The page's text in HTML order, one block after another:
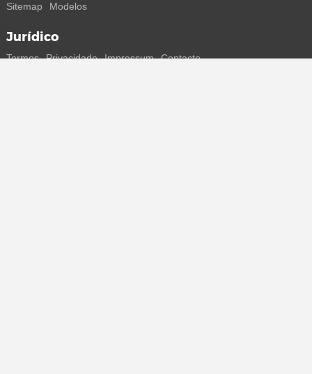
Sitemap
Modelos
Jurídico
Termos Privacidade Impressum Contacto